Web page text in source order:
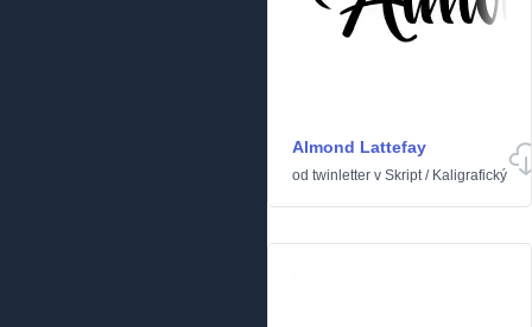
Almond Lattefay
od twinletter v Skript/ Kaligrafický